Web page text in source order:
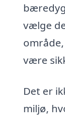
vælge
være
Det er
miljø,